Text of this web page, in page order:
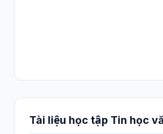
Tài liệu học tập Tin học